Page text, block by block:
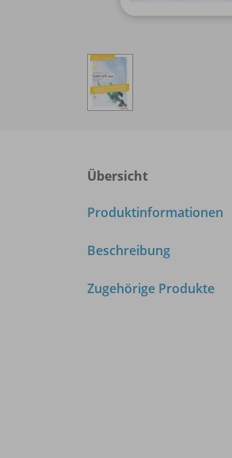
Übersicht
Produktinformationen
Beschreibung
Zugehörige Produkte